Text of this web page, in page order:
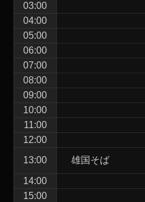
03:00
04:00
05:00
06:00
07:00
08:00
09:00
10:00
11:00
12:00
13:00
雄国そば
14:00
15:00